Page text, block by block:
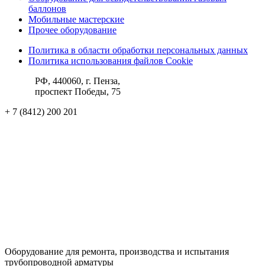
баллонов
Мобильные мастерские
Прочее оборудование
Политика в области обработки персональных данных
Политика использования файлов Cookie
РФ, 440060, г. Пенза,
проспект Победы, 75
+ 7 (8412) 200 201
Оборудование для ремонта, производства и испытания
трубопроводной арматуры